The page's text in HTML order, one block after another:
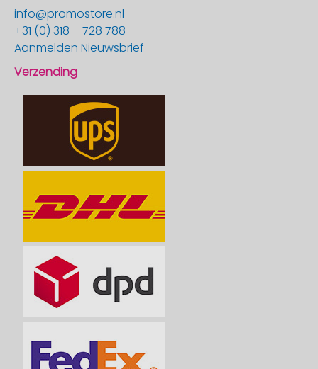
info@promostore.nl
+31 (0) 318 – 728 788
Aanmelden Nieuwsbrief
Verzending